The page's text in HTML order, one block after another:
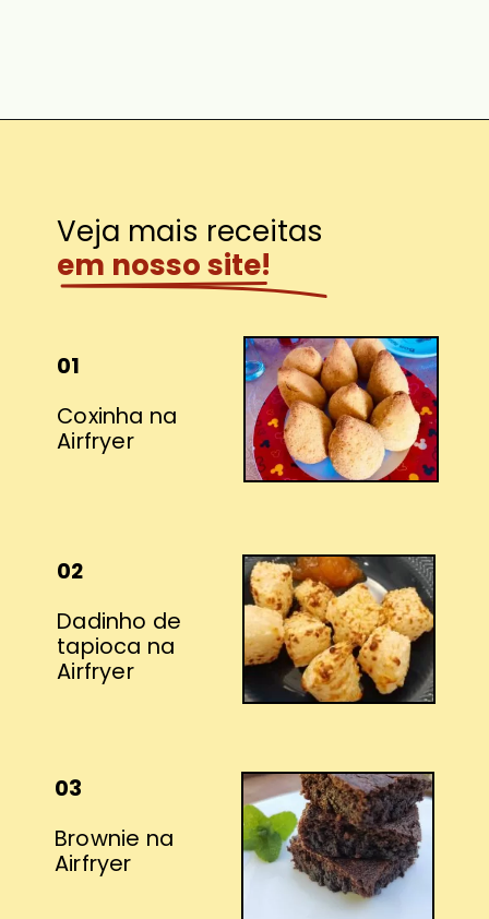
em nosso site!
01
Coxinha na
Airfryer
02
Dadinho de
tapioca na
Airfryer
03
Brownie na
Airfryer